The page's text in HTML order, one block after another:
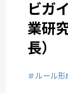
ビガ
業研
長）
＃ルール
サステ
関西オフ
セミナー